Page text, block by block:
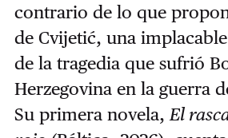
contrario de lo que
de Cvijetić, una
de la tragedia que sufrió
Herzegovina en la guerra
Su primera novela, El